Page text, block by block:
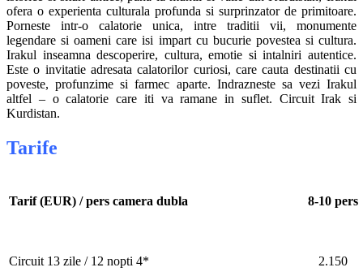
ofera o experienta culturala profunda si surprinzator de primitoare.
Porneste intr-o calatorie unica, intre traditii vii, monumente
legendare si oameni care isi impart cu bucurie povestea si cultura.
Irakul inseamna descoperire, cultura, emotie si intalniri autentice.
Este o invitatie adresata calatorilor curiosi, care cauta destinatii cu
poveste, profunzime si farmec aparte. Indrazneste sa vezi Irakul
altfel – o calatorie care iti va ramane in suflet. Circuit Irak si
Kurdistan.
Tarife
Tarif (EUR) / pers camera dubla 8-10 pers
Circuit 13 zile / 12 nopti 4* 2.150